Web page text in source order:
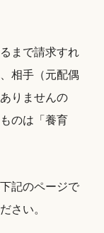
まで請求すれ
相手（元配偶
りませんの
のは「養育
記のページで
さい。